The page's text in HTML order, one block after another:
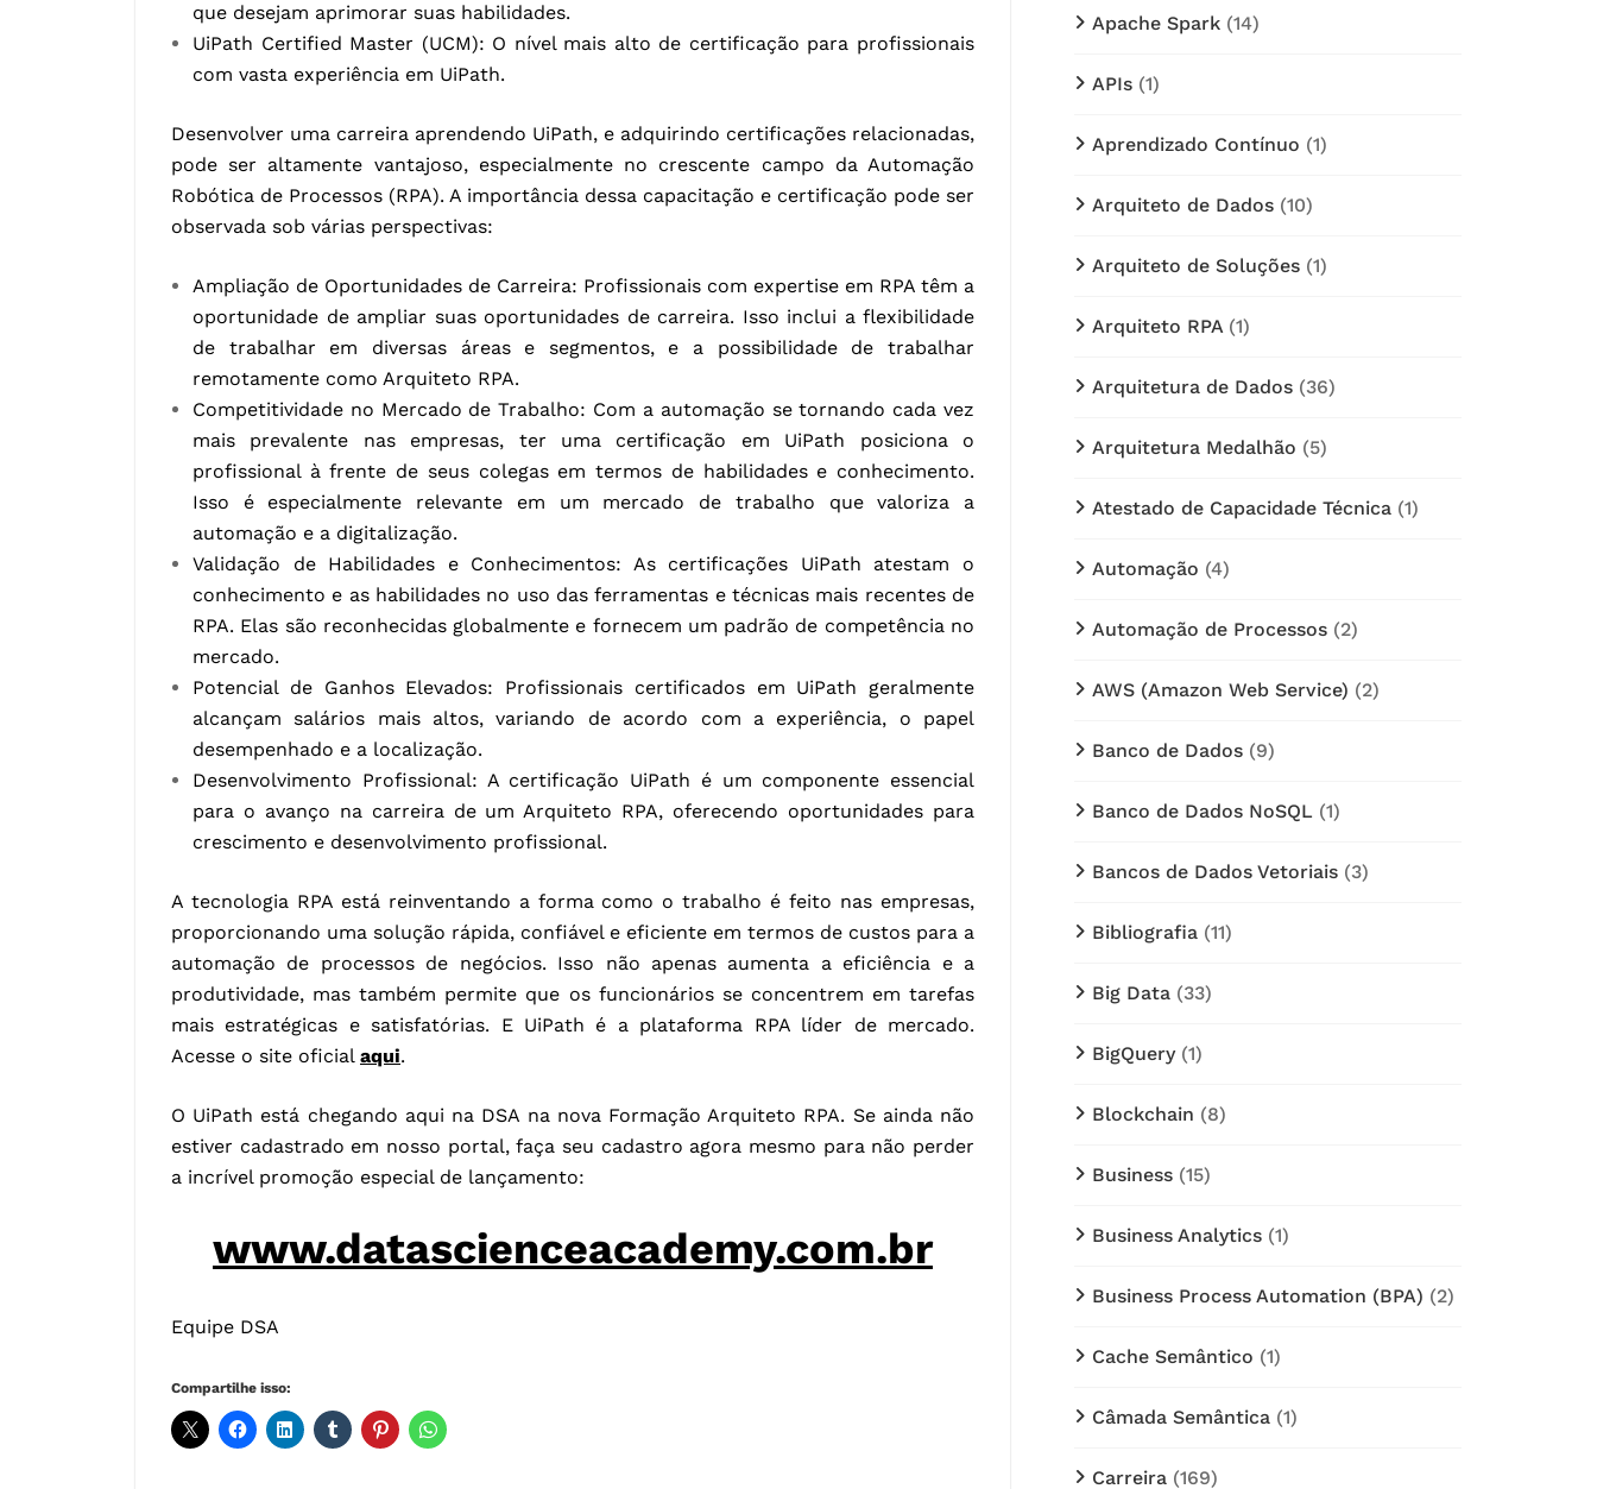
que desejam aprimorar suas habilidades.
UiPath Certified Master (UCM): O nível mais alto de certificação para profissionais
com vasta experiência em UiPath.
Desenvolver uma carreira aprendendo UiPath, e adquirindo certificações relacionadas,
pode ser altamente vantajoso, especialmente no crescente campo da Automação
Robótica de Processos (RPA). A importância dessa capacitação e certificação pode ser
observada sob várias perspectivas:
Ampliação de Oportunidades de Carreira: Profissionais com expertise em RPA têm a
oportunidade de ampliar suas oportunidades de carreira. Isso inclui a flexibilidade
de trabalhar em diversas áreas e segmentos, e a possibilidade de trabalhar
remotamente como Arquiteto RPA.
Competitividade no Mercado de Trabalho: Com a automação se tornando cada vez
mais prevalente nas empresas, ter uma certificação em UiPath posiciona o
profissional à frente de seus colegas em termos de habilidades e conhecimento.
Isso é especialmente relevante em um mercado de trabalho que valoriza a
automação e a digitalização.
Validação de Habilidades e Conhecimentos: As certificações UiPath atestam o
conhecimento e as habilidades no uso das ferramentas e técnicas mais recentes de
RPA. Elas são reconhecidas globalmente e fornecem um padrão de competência no
mercado.
Potencial de Ganhos Elevados: Profissionais certificados em UiPath geralmente
alcançam salários mais altos, variando de acordo com a experiência, o papel
desempenhado e a localização.
Desenvolvimento Profissional: A certificação UiPath é um componente essencial
para o avanço na carreira de um Arquiteto RPA, oferecendo oportunidades para
crescimento e desenvolvimento profissional.
A tecnologia RPA está reinventando a forma como o trabalho é feito nas empresas,
proporcionando uma solução rápida, confiável e eficiente em termos de custos para a
automação de processos de negócios. Isso não apenas aumenta a eficiência e a
produtividade, mas também permite que os funcionários se concentrem em tarefas
mais estratégicas e satisfatórias. E UiPath é a plataforma RPA líder de mercado.
Acesse o site oficial aqui.
O UiPath está chegando aqui na DSA na nova Formação Arquiteto RPA. Se ainda não
estiver cadastrado em nosso portal, faça seu cadastro agora mesmo para não perder
a incrível promoção especial de lançamento:
www.datascienceacademy.com.br
Equipe DSA
Compartilhe isso:
Apache Spark (14)
APIs (1)
Aprendizado Contínuo (1)
Arquiteto de Dados (10)
Arquiteto de Soluções (1)
Arquiteto RPA(1)
Arquitetura de Dados (36)
Arquitetura Medalhão (5)
Atestado de Capacidade Técnica (1)
Automação (4)
Automação de Processos (2)
AWS (Amazon Web Service) (2)
Banco de Dados (9)
Banco de Dados NoSQL (1)
Bancos de Dados Vetoriais (3)
Bibliografia (11)
Big Data (33)
BigQuery(1)
Blockchain (8)
Business (15)
Business Analytics (1)
Business Process Automation (BPA) (2)
Cache Semântico (1)
Câmada Semântica (1)
Carreira (169)